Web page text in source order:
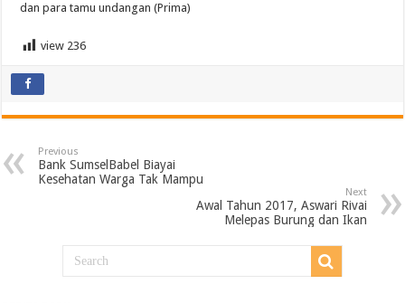
dan para tamu undangan (Prima)
view 236
Previous
Bank SumselBabel Biayai
Kesehatan Warga Tak Mampu
Next
Awal Tahun 2017, Aswari Rivai
Melepas Burung dan Ikan